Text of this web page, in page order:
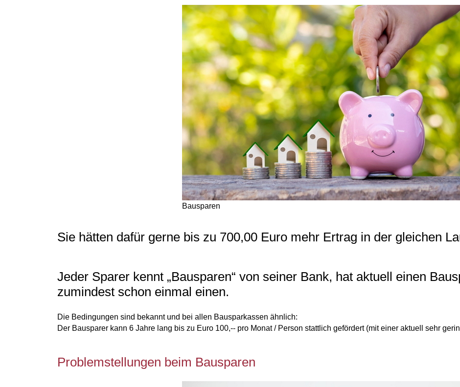
Bausparen
Sie hätten dafür gerne bis zu 700,00 Euro mehr Ertrag in der gleichen
Jeder Sparer kennt „Bausparen“ von seiner Bank, hat aktuell einen
zumindest schon einmal einen.
Die Bedingungen sind bekannt und bei allen Bausparkassen ähnlich:
Der Bausparer kann 6 Jahre lang bis zu Euro 100,-- pro Monat / Person stattlich gefördert (mit einer aktuell sehr
Problemstellungen beim Bausparen